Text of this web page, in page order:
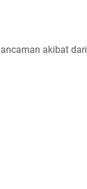
akibat dari